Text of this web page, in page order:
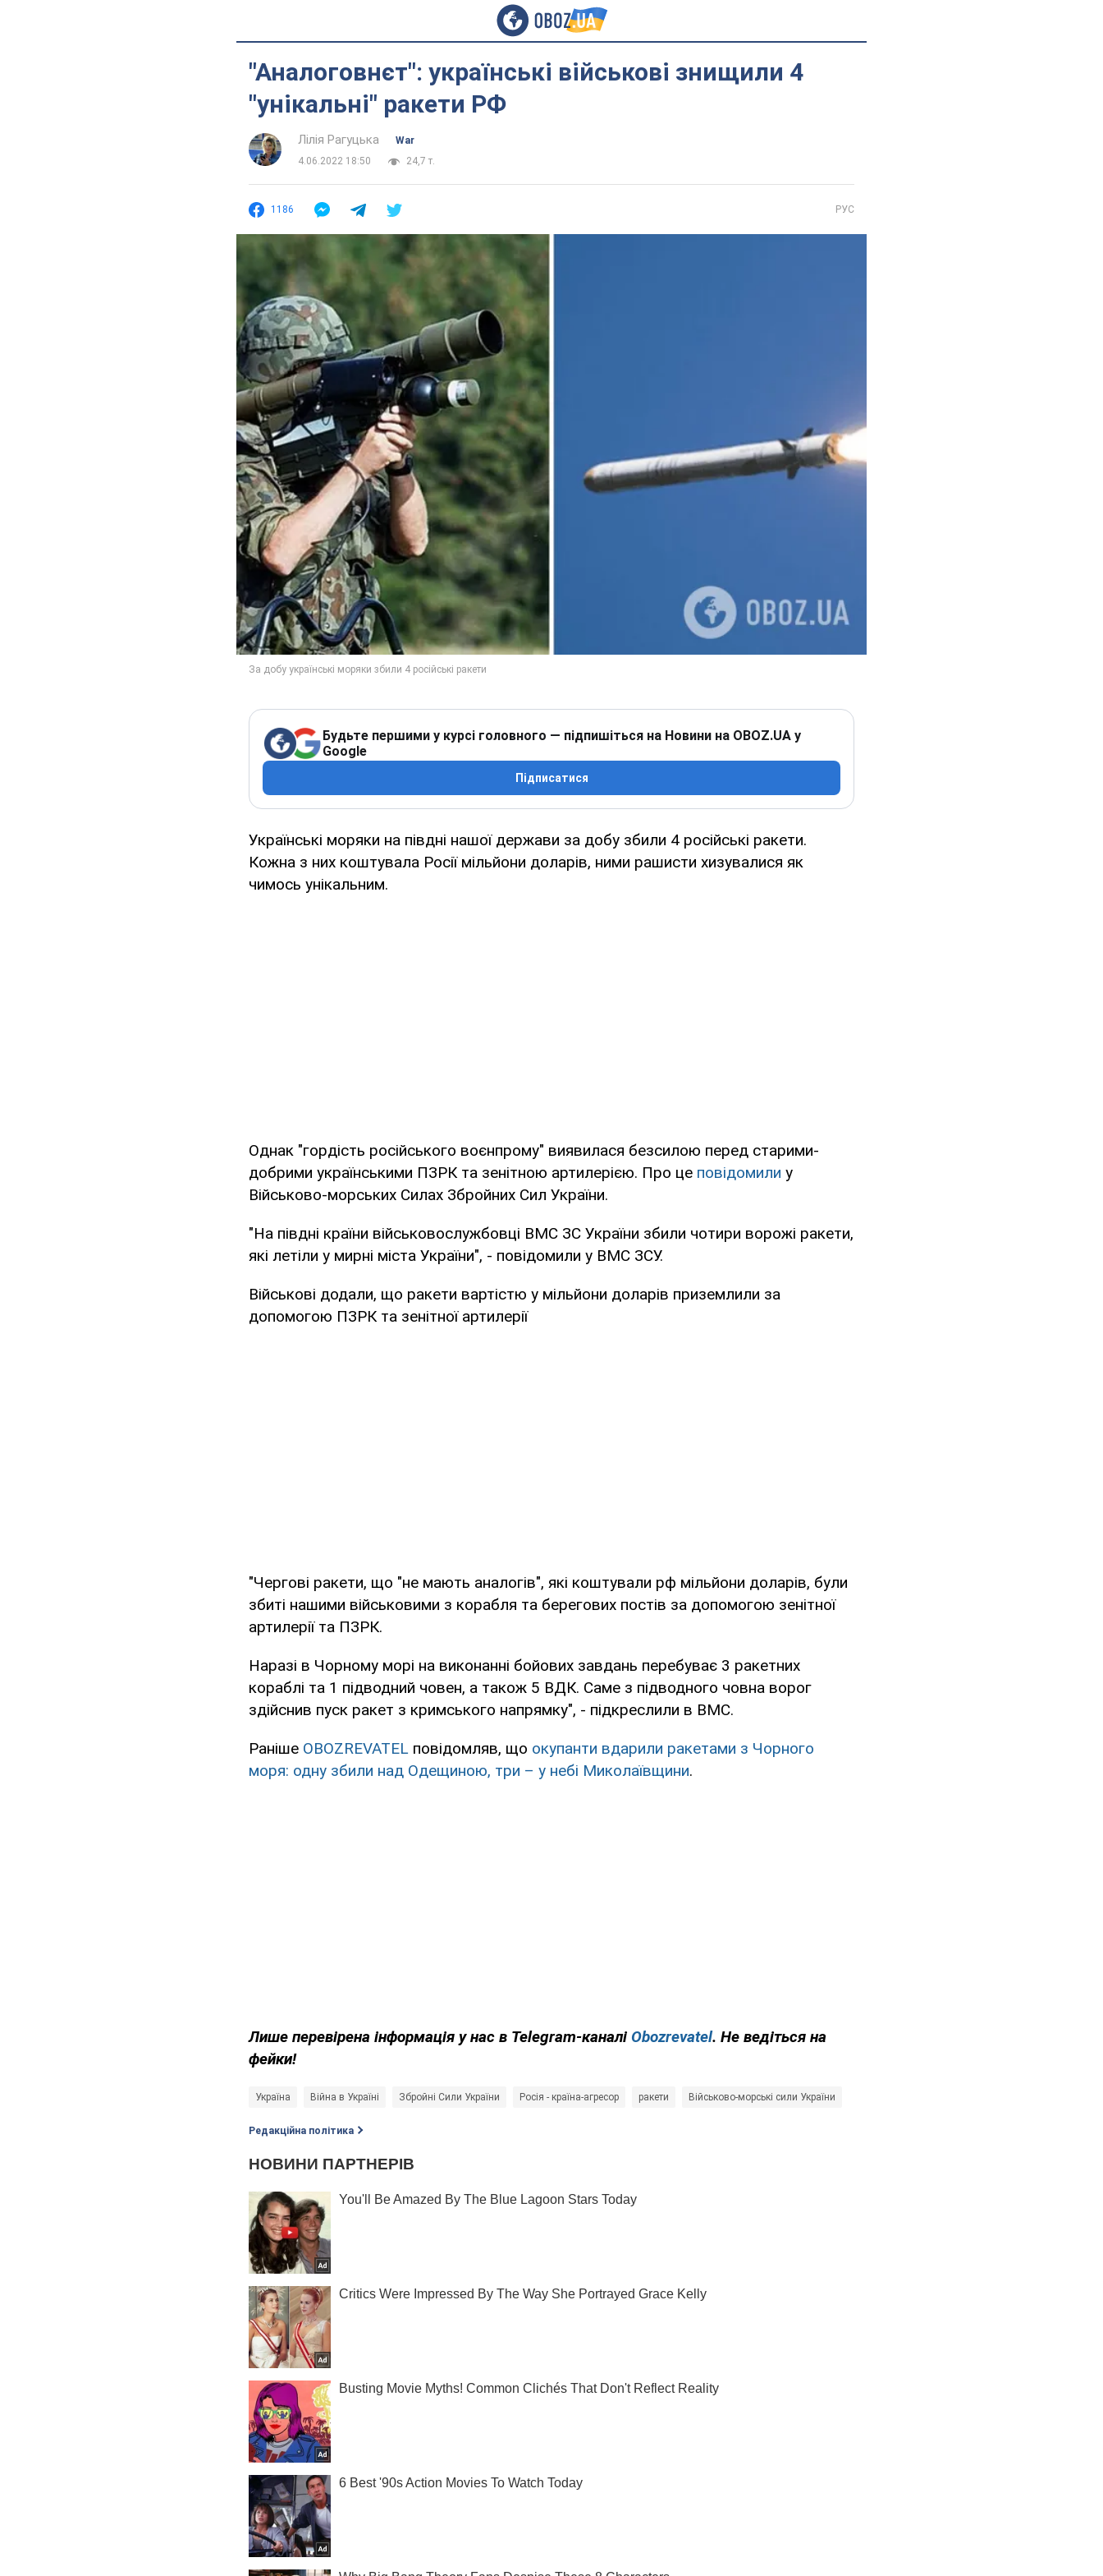
"Аналоговнєт": українські військові знищили 4
"унікальні" ракети РФ
Лілія Рагуцька
War
4.06.2022 18:50
24,7 т.
1186 РУС
Будьте першими у курсі головного — підпишіться на Новини на OBOZ.UA у
Google
Підписатися
Українські моряки на півдні нашої держави за добу збили 4 російські ракети.
Кожна з них коштувала Росії мільйони доларів, ними рашисти хизувалися як
чимось унікальним.
Однак "гордість російського воєнпрому" виявилася безсилою перед старими-
добрими українськими ПЗРК та зенітною артилерією. Про це повідомили у
Військово-морських Силах Збройних Сил України.
"На півдні країни військовослужбовці ВМС ЗС України збили чотири ворожі ракети,
які летіли у мирні міста України", - повідомили у ВМС ЗСУ.
Військові додали, що ракети вартістю у мільйони доларів приземлили за
допомогою ПЗРК та зенітної артилерії
"Чергові ракети, що "не мають аналогів", які коштували рф мільйони доларів, були
збиті нашими військовими з корабля та берегових постів за допомогою зенітної
артилерії та ПЗРК.
Наразі в Чорному морі на виконанні бойових завдань перебуває 3 ракетних
кораблі та 1 підводний човен, а також 5 ВДК. Саме з підводного човна ворог
здійснив пуск ракет з кримського напрямку", - підкреслили в ВМС.
Раніше OBOZREVATEL повідомляв, що окупанти вдарили ракетами з Чорного
моря: одну збили над Одещиною, три – у небі Миколаївщини.
Лише перевірена інформація у нас в Telegram-каналі Obozrevatel. Не ведіться на
фейки!
Україна Війна в Україні Збройні Сили України Росія - країна-агресор ракети Військово-морські сили України
Редакційна політика